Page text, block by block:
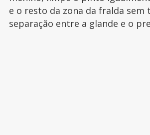
e o resto da zona da fralda
separação entre a glande e o